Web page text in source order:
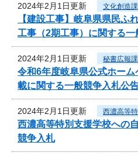
2024年2月1日更新 文化創造課
【建設工事】岐阜県県民ふ
工事（2期工事）に関する
2024年2月1日更新 秘書広報課
令和6年度岐阜県公式ホー
載に関する一般競争入札公
2024年2月1日更新 西濃高等
西濃高等特別支援学校への
競争入札